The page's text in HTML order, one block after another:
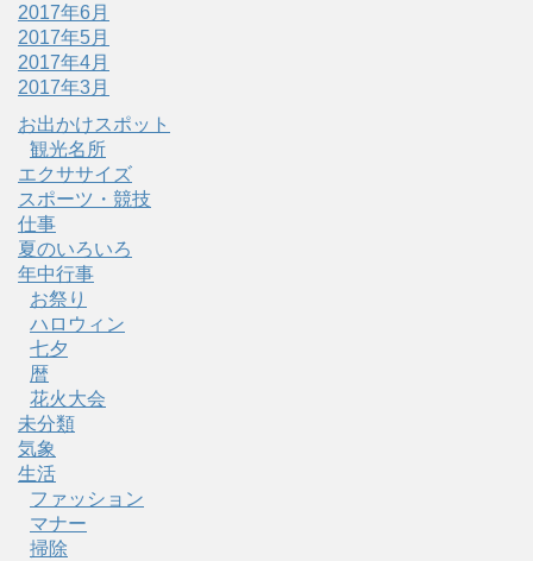
2017年6月
2017年5月
2017年4月
2017年3月
お出かけスポット
観光名所
エクササイズ
スポーツ・競技
仕事
夏のいろいろ
年中行事
お祭り
ハロウィン
七夕
暦
花火大会
未分類
気象
生活
ファッション
マナー
掃除